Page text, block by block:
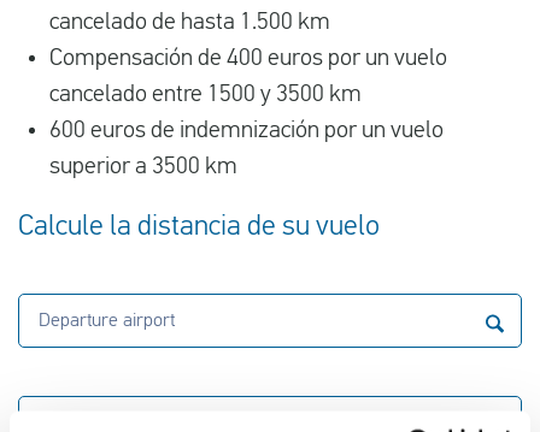
cancelado de hasta 1.500 km
Compensación de 400 euros por un vuelo
cancelado entre 1500 y 3500 km
600 euros de indemnización por un vuelo
superior a 3500 km
Calcule la distancia de su vuelo
Departure airport